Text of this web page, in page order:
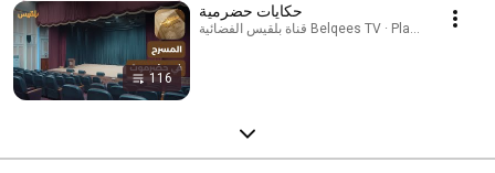
116
حكايات حضرمية
قناة بلقيس الفضائية Belqees TV · Playlist